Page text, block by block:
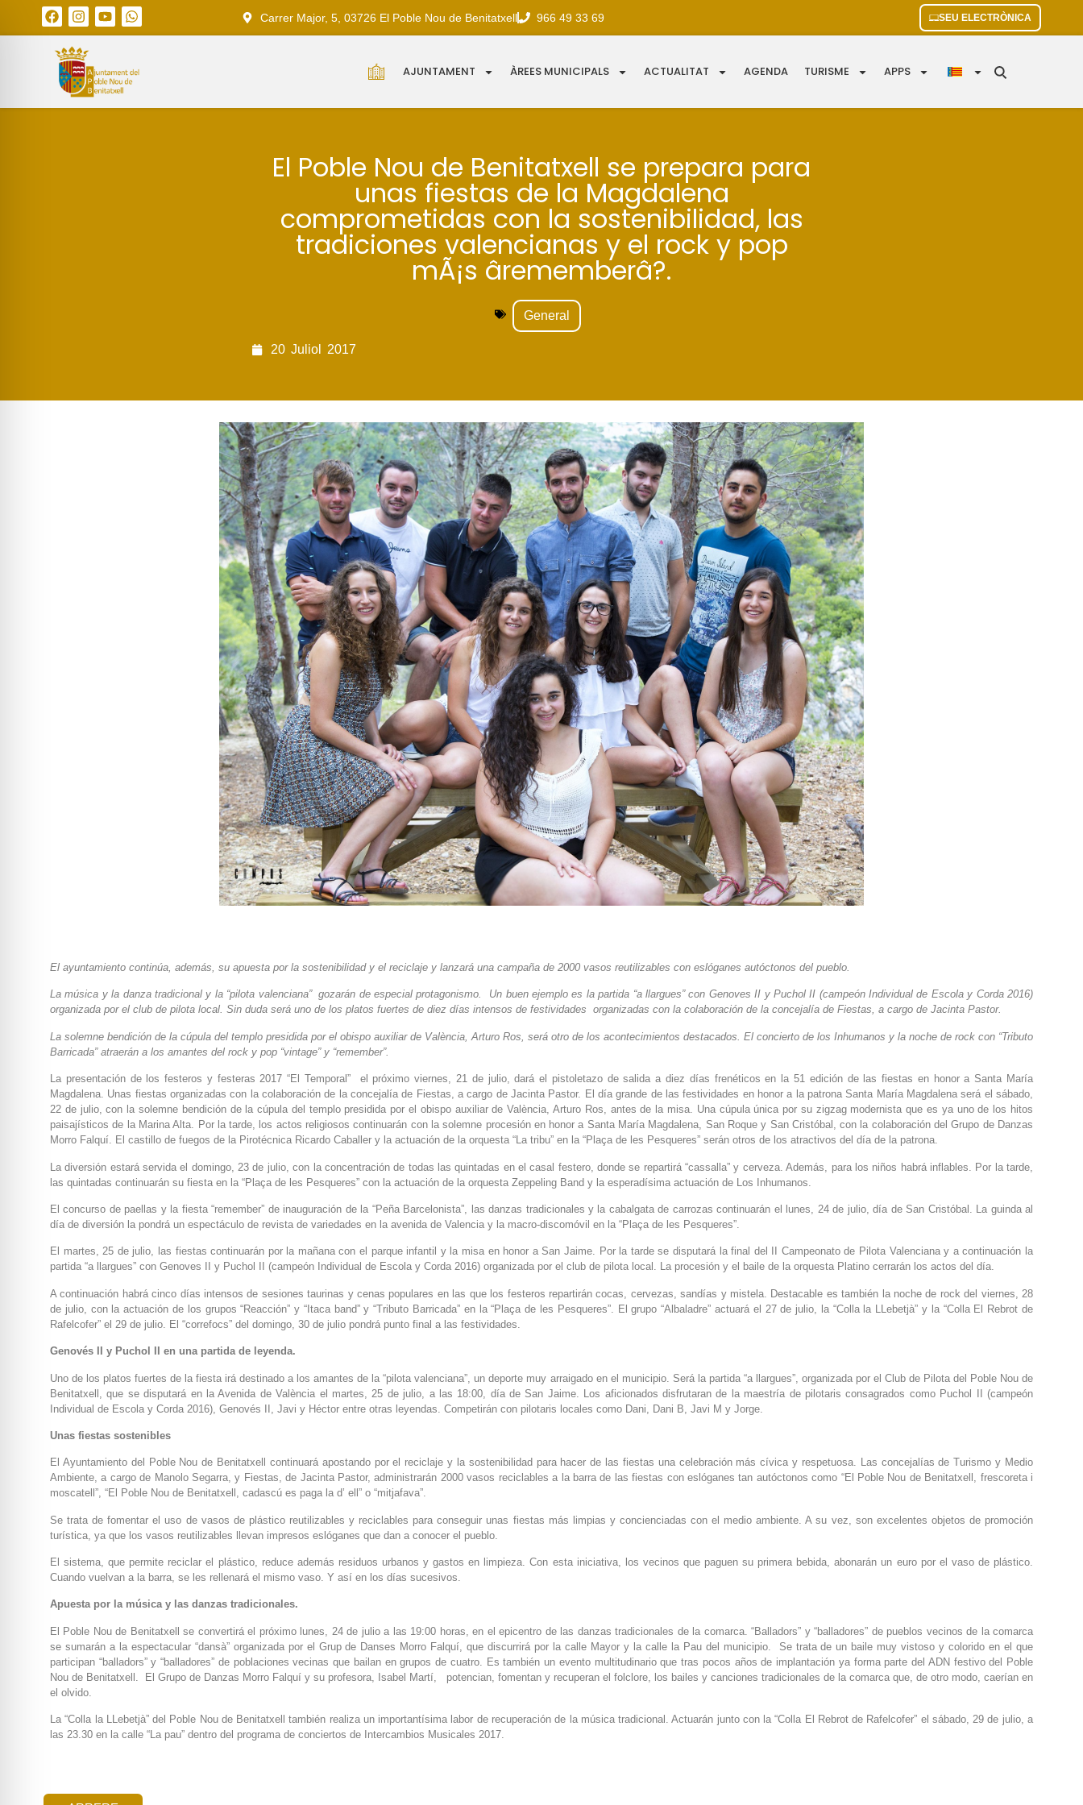
Carrer Major, 5, 03726 El Poble Nou de Benitatxell 966 49 33 69 SEU ELECTRÒNICA
AJUNTAMENT ÀREES MUNICIPALS ACTUALITAT AGENDA TURISME APPS
El Poble Nou de Benitatxell se prepara para
unas fiestas de la Magdalena
comprometidas con la sostenibilidad, las
tradiciones valencianas y el rock y pop
mÃ¡s ârememberâ?.
General
20 Juliol 2017
El ayuntamiento continúa, además, su apuesta por la sostenibilidad y el reciclaje y lanzará una campaña de 2000 vasos reutilizables con eslóganes autóctonos del pueblo.
La música y la danza tradicional y la “pilota valenciana” gozarán de especial protagonismo. Un buen ejemplo es la partida “a llargues” con Genoves II y Puchol II (campeón Individual de Escola y Corda 2016)
organizada por el club de pilota local. Sin duda será uno de los platos fuertes de diez días intensos de festividades organizadas con la colaboración de la concejalía de Fiestas, a cargo de Jacinta Pastor.
La solemne bendición de la cúpula del templo presidida por el obispo auxiliar de València, Arturo Ros, será otro de los acontecimientos destacados. El concierto de los Inhumanos y la noche de rock con “Tributo
Barricada” atraerán a los amantes del rock y pop “vintage” y “remember”.
La presentación de los festeros y festeras 2017 “El Temporal” el próximo viernes, 21 de julio, dará el pistoletazo de salida a diez días frenéticos en la 51 edición de las fiestas en honor a Santa María
Magdalena. Unas fiestas organizadas con la colaboración de la concejalía de Fiestas, a cargo de Jacinta Pastor. El día grande de las festividades en honor a la patrona Santa María Magdalena será el sábado,
22 de julio, con la solemne bendición de la cúpula del templo presidida por el obispo auxiliar de València, Arturo Ros, antes de la misa. Una cúpula única por su zigzag modernista que es ya uno de los hitos
paisajísticos de la Marina Alta. Por la tarde, los actos religiosos continuarán con la solemne procesión en honor a Santa María Magdalena, San Roque y San Cristóbal, con la colaboración del Grupo de Danzas
Morro Falquí. El castillo de fuegos de la Pirotécnica Ricardo Caballer y la actuación de la orquesta “La tribu” en la “Plaça de les Pesqueres” serán otros de los atractivos del día de la patrona.
La diversión estará servida el domingo, 23 de julio, con la concentración de todas las quintadas en el casal festero, donde se repartirá “cassalla” y cerveza. Además, para los niños habrá inflables. Por la tarde,
las quintadas continuarán su fiesta en la “Plaça de les Pesqueres” con la actuación de la orquesta Zeppeling Band y la esperadísima actuación de Los Inhumanos.
El concurso de paellas y la fiesta “remember” de inauguración de la “Peña Barcelonista”, las danzas tradicionales y la cabalgata de carrozas continuarán el lunes, 24 de julio, día de San Cristóbal. La guinda al
día de diversión la pondrá un espectáculo de revista de variedades en la avenida de Valencia y la macro-discomóvil en la “Plaça de les Pesqueres”.
El martes, 25 de julio, las fiestas continuarán por la mañana con el parque infantil y la misa en honor a San Jaime. Por la tarde se disputará la final del II Campeonato de Pilota Valenciana y a continuación la
partida “a llargues” con Genoves II y Puchol II (campeón Individual de Escola y Corda 2016) organizada por el club de pilota local. La procesión y el baile de la orquesta Platino cerrarán los actos del día.
A continuación habrá cinco días intensos de sesiones taurinas y cenas populares en las que los festeros repartirán cocas, cervezas, sandías y mistela. Destacable es también la noche de rock del viernes, 28
de julio, con la actuación de los grupos “Reacción” y “Itaca band” y “Tributo Barricada” en la “Plaça de les Pesqueres”. El grupo “Albaladre” actuará el 27 de julio, la “Colla la LLebetjà” y la “Colla El Rebrot de
Rafelcofer” el 29 de julio. El “correfocs” del domingo, 30 de julio pondrá punto final a las festividades.
Genovés II y Puchol II en una partida de leyenda.
Uno de los platos fuertes de la fiesta irá destinado a los amantes de la “pilota valenciana”, un deporte muy arraigado en el municipio. Será la partida “a llargues”, organizada por el Club de Pilota del Poble Nou de
Benitatxell, que se disputará en la Avenida de València el martes, 25 de julio, a las 18:00, día de San Jaime. Los aficionados disfrutaran de la maestría de pilotaris consagrados como Puchol II (campeón
Individual de Escola y Corda 2016), Genovés II, Javi y Héctor entre otras leyendas. Competirán con pilotaris locales como Dani, Dani B, Javi M y Jorge.
Unas fiestas sostenibles
El Ayuntamiento del Poble Nou de Benitatxell continuará apostando por el reciclaje y la sostenibilidad para hacer de las fiestas una celebración más cívica y respetuosa. Las concejalías de Turismo y Medio
Ambiente, a cargo de Manolo Segarra, y Fiestas, de Jacinta Pastor, administrarán 2000 vasos reciclables a la barra de las fiestas con eslóganes tan autóctonos como “El Poble Nou de Benitatxell, frescoreta i
moscatell”, “El Poble Nou de Benitatxell, cadascú es paga la d’ ell” o “mitjafava”.
Se trata de fomentar el uso de vasos de plástico reutilizables y reciclables para conseguir unas fiestas más limpias y concienciadas con el medio ambiente. A su vez, son excelentes objetos de promoción
turística, ya que los vasos reutilizables llevan impresos eslóganes que dan a conocer el pueblo.
El sistema, que permite reciclar el plástico, reduce además residuos urbanos y gastos en limpieza. Con esta iniciativa, los vecinos que paguen su primera bebida, abonarán un euro por el vaso de plástico.
Cuando vuelvan a la barra, se les rellenará el mismo vaso. Y así en los días sucesivos.
Apuesta por la música y las danzas tradicionales.
El Poble Nou de Benitatxell se convertirá el próximo lunes, 24 de julio a las 19:00 horas, en el epicentro de las danzas tradicionales de la comarca. “Balladors” y “balladores” de pueblos vecinos de la comarca
se sumarán a la espectacular “dansà” organizada por el Grup de Danses Morro Falquí, que discurrirá por la calle Mayor y la calle la Pau del municipio. Se trata de un baile muy vistoso y colorido en el que
participan “balladors” y “balladores” de poblaciones vecinas que bailan en grupos de cuatro. Es también un evento multitudinario que tras pocos años de implantación ya forma parte del ADN festivo del Poble
Nou de Benitatxell. El Grupo de Danzas Morro Falquí y su profesora, Isabel Martí, potencian, fomentan y recuperan el folclore, los bailes y canciones tradicionales de la comarca que, de otro modo, caerían en
el olvido.
La “Colla la LLebetjà” del Poble Nou de Benitatxell también realiza un importantísima labor de recuperación de la música tradicional. Actuarán junto con la “Colla El Rebrot de Rafelcofer” el sábado, 29 de julio, a
las 23.30 en la calle “La pau” dentro del programa de conciertos de Intercambios Musicales 2017.